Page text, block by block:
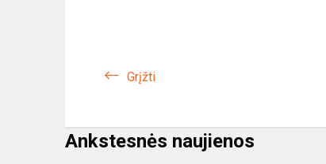
Grįžti
Ankstesnės naujienos